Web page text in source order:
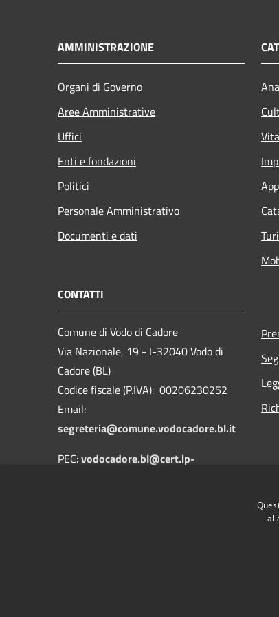
AMMINISTRAZIONE
Organi di Governo
Aree Amministrative
Uffici
Enti e fondazioni
Politici
Personale Amministrativo
Documenti e dati
CONTATTI
Comune di Vodo di Cadore
Via Nazionale, 19 - I-32040 Vodo di
Cadore (BL)
Codice fiscale (P.IVA): 00206230252
Email:
segreteria@comune.vodocadore.bl.it
PEC:vodocadore.bl@cert.ip-